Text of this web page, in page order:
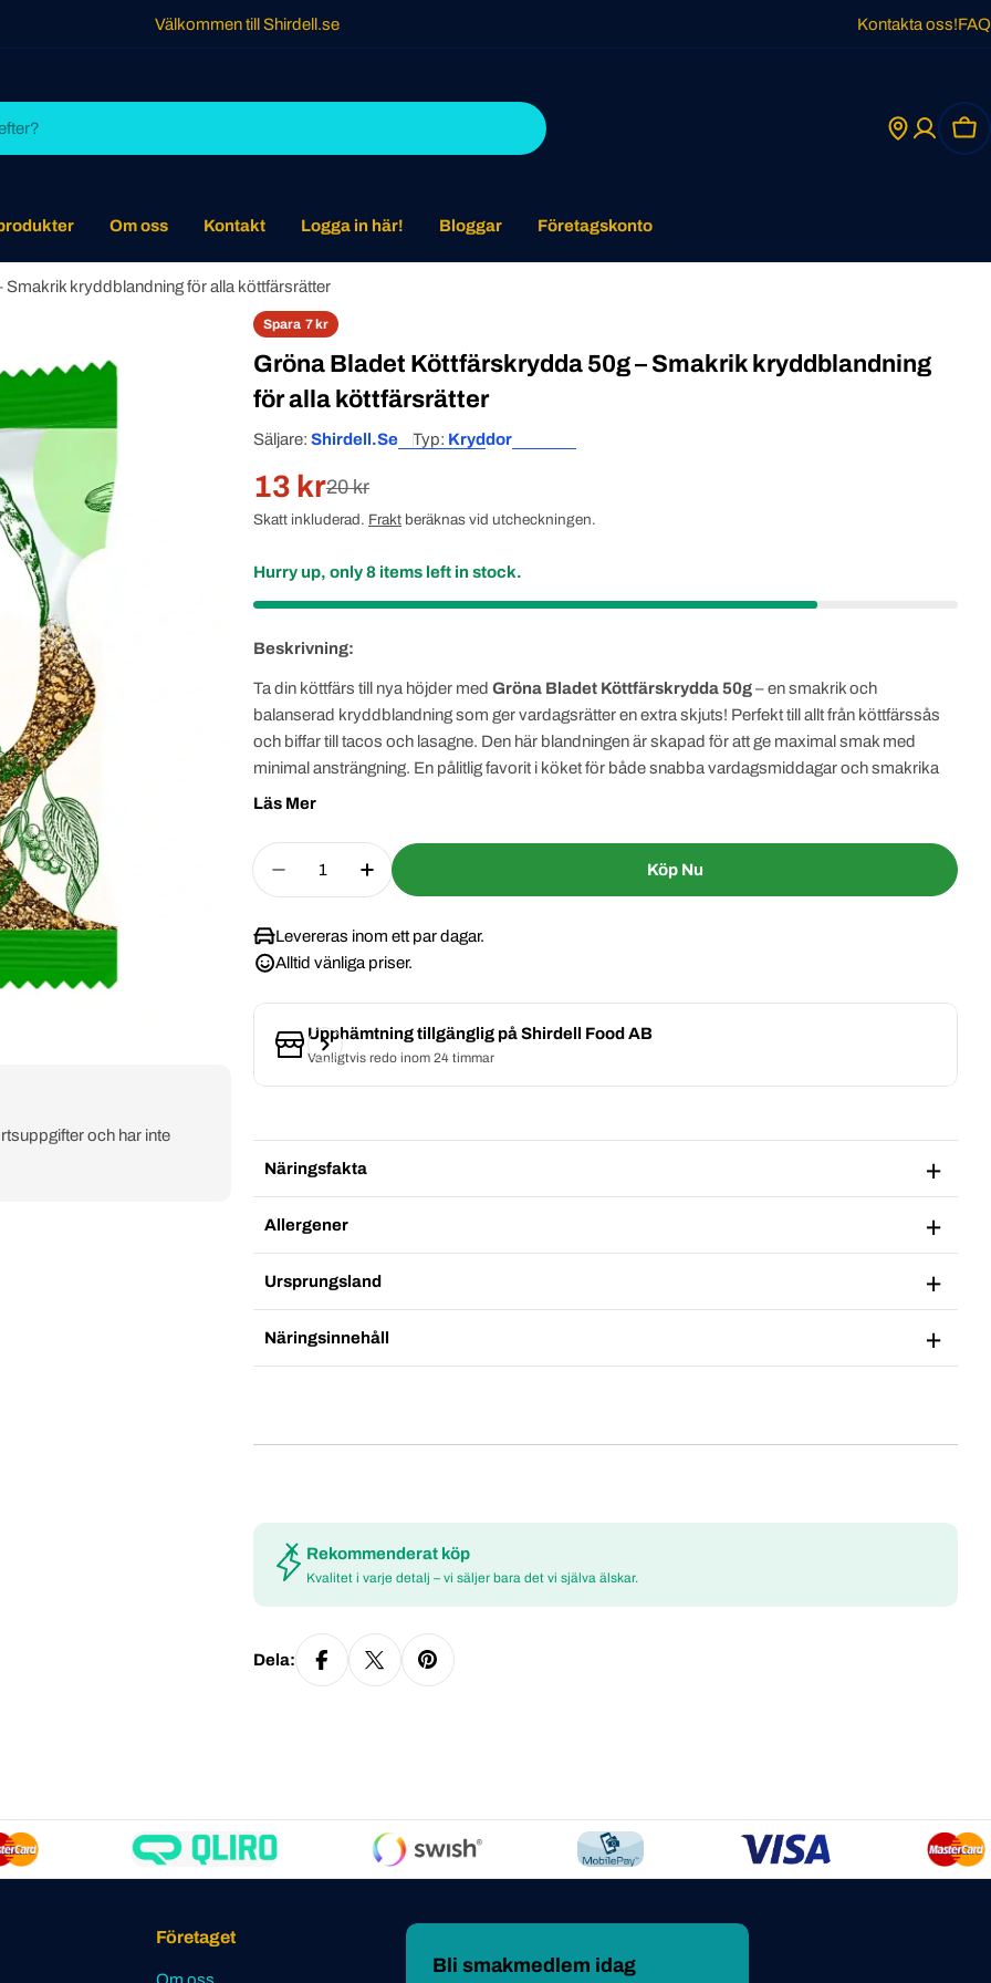
Välkommen till Shirdell.se Kontakta oss!FAQ
Om oss Kontakt Logga in här! Bloggar Företagskonto
kryddblandning för alla köttfärsrätter
och har inte
Spara 7 kr
Gröna Bladet Köttfärskrydda 50g – Smakrik kryddblandning
för alla köttfärsrätter
Säljare: Shirdell.se Typ: Kryddor
Rabatterat
pris
13 kr
Normal
pris
20 kr
Skatt inkluderad. Frakt beräknas vid utcheckningen.
Hurry up, only8 items left in stock.
Beskrivning:
Ta din köttfärs till nya höjder med Gröna Bladet Köttfärskrydda 50g– en smakrik och
balanserad kryddblandning som ger vardagsrätter en extra skjuts! Perfekt till allt från köttfärssås
och biffar till tacos och lasagne. Den här blandningen är skapad för att ge maximal smak med
minimal ansträngning. En pålitlig favorit i köket för både snabba vardagsmiddagar och smakrika
helgprojekt!
Läs Mer
Quantity
Decrease Quantity For Gröna Bladet Köttfärskrydda 50g – Smakrik
Increase Quantity For Gröna Bladet Köttfärskrydda 50g –
Köp Nu
Levereras inom ett par dagar.
Alltid vänliga priser.
Upphämtning tillgänglig påShirdell Food AB
Vanligtvis redo inom 24 timmar
Näringsfakta
Allergener
Ursprungsland
Näringsinnehåll
Rekommenderat köp
Kvalitet i varje detalj – vi säljer bara det vi själva älskar.
Dela:
Företaget
Bli smakmedlem idag